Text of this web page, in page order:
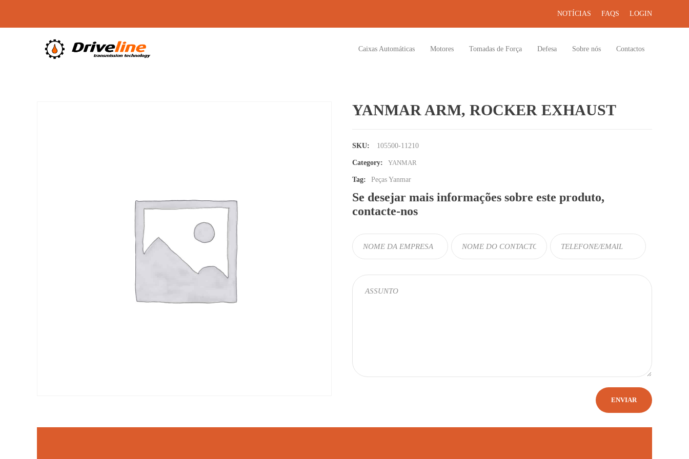
NOTÍCIAS FAQS LOGIN
Caixas Automáticas Motores Tomadas de Força Defesa Sobre nós Contactos
YANMAR ARM, ROCKER EXHAUST
SKU: 105500-11210
Category: YANMAR
Tag: Peças Yanmar
Se desejar mais informações sobre este produto,
contacte-nos